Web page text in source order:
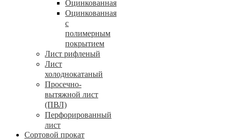
Оцинкованная
Оцинкованная
с
полимерным
покрытием
Лист рифленый
Лист
холоднокатаный
Просечно-
вытяжной лист
(ПВЛ)
Перфорированный
лист
Сортовой прокат